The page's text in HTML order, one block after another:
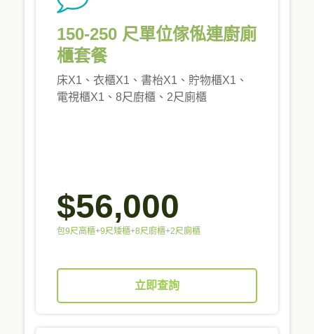
150-250 尺單位傢俬連廚廁
櫃套餐
床X1、衣櫃X1、書枱X1、貯物櫃X1、
電視櫃X1、8尺廚櫃、2尺廁櫃
$56,000
包9尺高櫃+9尺矮櫃+8尺廚櫃+2尺廁櫃
立即查詢